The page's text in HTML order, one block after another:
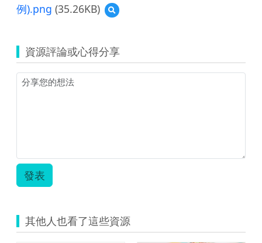
一
教
學
示
例-
科
例).png (35.26KB)
預
覽
縮
圖)TPACK_
教
資源評論或心得分享
發表
其他人也看了這些資源